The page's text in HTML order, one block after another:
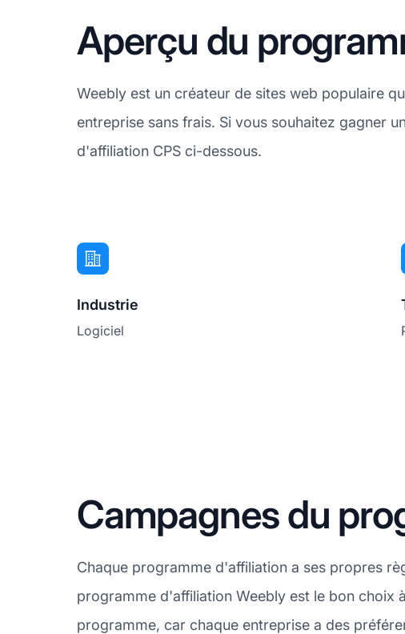
Aperçu du
Weebly est un créateur de sites web populaire
entreprise sans frais. Si vous souhaitez gagner
d'affiliation CPS ci-dessous.
Industrie
Logiciel
Campagnes du
Chaque programme d'affiliation a ses propres
programme d'affiliation Weebly est le bon choix
programme, car chaque entreprise a des